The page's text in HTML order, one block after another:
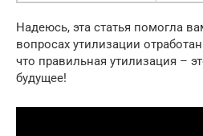
Надеюсь, эта статья помогла
вопросах утилизации
что правильная утилизация –
будущее!